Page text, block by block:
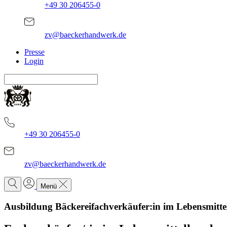
+49 30 206455-0
zv@baeckerhandwerk.de
Presse
Login
+49 30 206455-0
zv@baeckerhandwerk.de
Menü
Ausbildung Bäckereifachverkäufer:in im